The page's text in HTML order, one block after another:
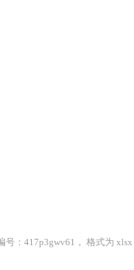
号：417p3gwv61， 格式为